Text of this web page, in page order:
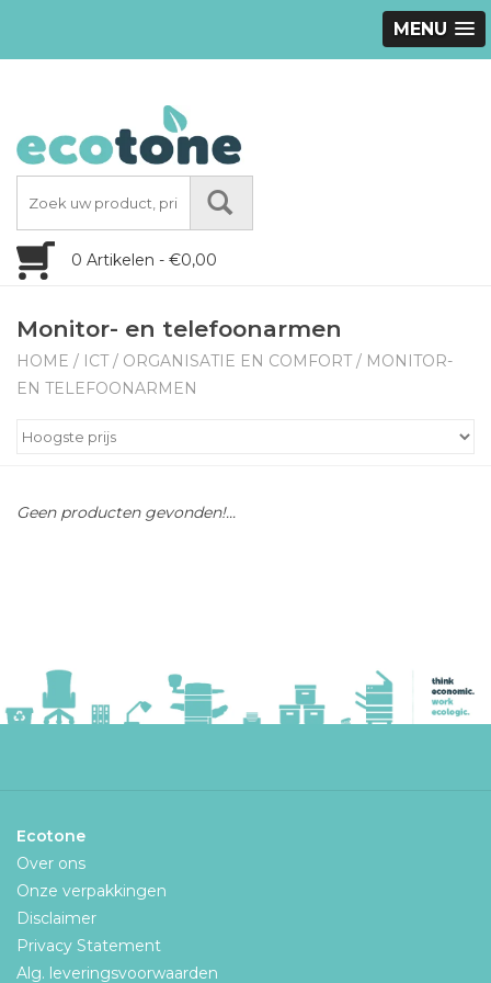
MENU
0 Artikelen - €0,00
Monitor- en telefoonarmen
HOME / ICT/ ORGANISATIE EN COMFORT/ MONITOR-
EN TELEFOONARMEN
Geen producten gevonden!...
Ecotone
Over ons
Onze verpakkingen
Disclaimer
Privacy Statement
Alg. leveringsvoorwaarden